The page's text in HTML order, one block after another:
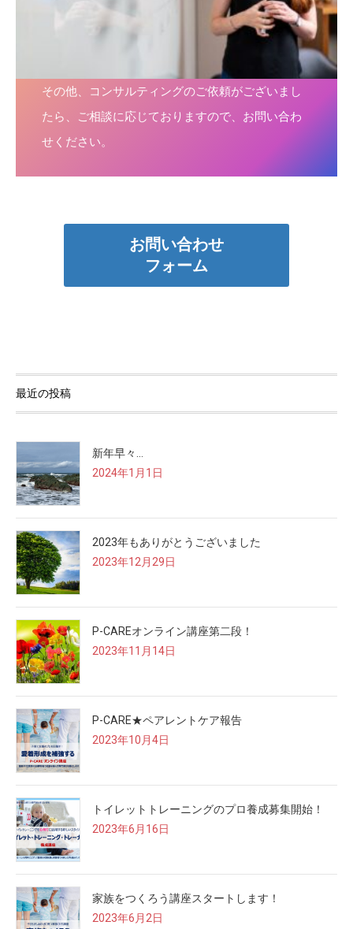
その他、コンサルティングのご依頼がございまし
たら、ご相談に応じておりますので、お問い合わ
せください。
お問い合わせ
フォーム
最近の投稿
新年早々…
2024年1月1日
2023年もありがとうございました
2023年12月29日
P-CAREオンライン講座第二段！
2023年11月14日
P-CARE★ペアレントケア報告
2023年10月4日
トイレットトレーニングのプロ養成募集開始！
2023年6月16日
家族をつくろう講座スタートします！
2023年6月2日